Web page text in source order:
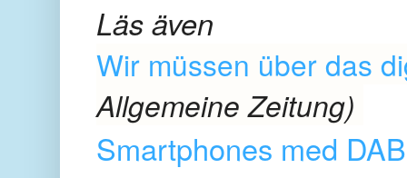
Läs även
Wir müssen über das
Allgemeine Zeitung)
Smartphones med